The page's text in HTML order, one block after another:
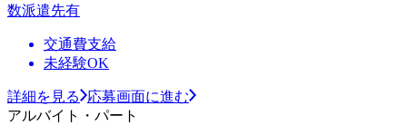
数派遣先有
交通費支給
未経験OK
詳細を見る
応募画面に進む
アルバイト・パート